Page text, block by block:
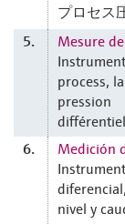
プロセス
5.
Mesure
process, la
pression
6.
Medición
diferencial,
nivel y